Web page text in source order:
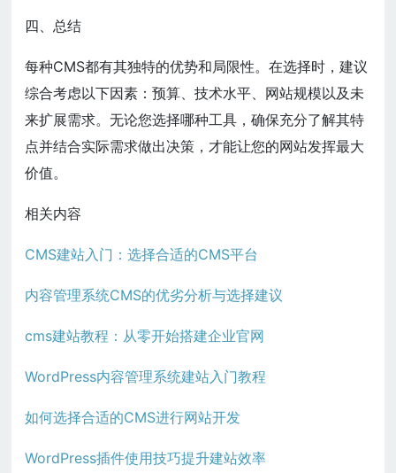
四、总结
每种CMS都有其独特的优势和局限性。在选择时，建议
综合考虑以下因素：预算、技术水平、网站规模以及未
来扩展需求。无论您选择哪种工具，确保充分了解其特
点并结合实际需求做出决策，才能让您的网站发挥最大
价值。
相关内容
CMS建站入门：选择合适的CMS平台
内容管理系统CMS的优劣分析与选择建议
cms建站教程：从零开始搭建企业官网
WordPress内容管理系统建站入门教程
如何选择合适的CMS进行网站开发
WordPress插件使用技巧提升建站效率